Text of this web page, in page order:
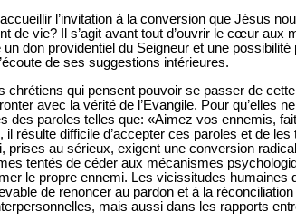
l’invitation à la conversion que Jésus
de vie? Il s’agit avant tout d’ouvrir le cœur aux
un don providentiel du Seigneur et une
de ses suggestions intérieures.
chrétiens qui pensent pouvoir se passer de
avec la vérité de l’Evangile. Pour qu’elles
des paroles telles que: «Aimez vos ennemis,
il résulte difficile d’accepter ces paroles et de
prises au sérieux, exigent une conversion
tentés de céder aux mécanismes
le propre ennemi. Les vicissitudes humaines
de renoncer au pardon et à la
mais aussi dans les rapports